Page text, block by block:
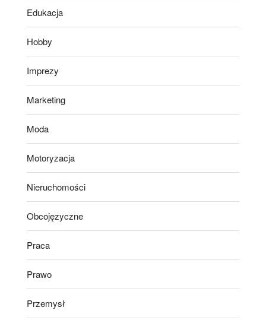
Edukacja
Hobby
Imprezy
Marketing
Moda
Motoryzacja
Nieruchomości
Obcojęzyczne
Praca
Prawo
Przemysł